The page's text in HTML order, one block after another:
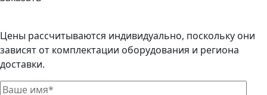
Цены рассчитываются индивидуально, поскольку они
зависят от комплектации оборудования и региона
доставки.